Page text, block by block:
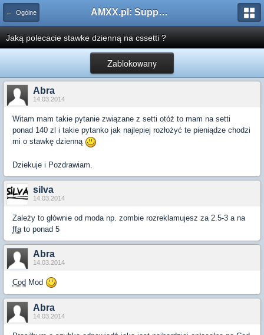
← Ogólne AMXX.pl: Support AMX Mod X i SourceMod
Jaką polecacie stawke dzienną na cssetti ?
Zablokowany
Abra
14.03.2014
Witam mam takie pytanie związane z setti otóż to mam na setti
ponad 140 zl i takie pytanko jak najlepiej rozłożyć te pieniądze chodzi
mi o stawkę dzienną
Dziekuje i Pozdrawiam.
silva
14.03.2014
Zależy to głównie od moda np. zombie rozreklamujesz za 2.5-3 a na
ffa to ponad 5
Abra
14.03.2014
Cod Mod
Abra
14.03.2014